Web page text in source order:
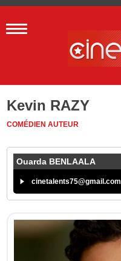
Kevin RAZY
COMÉDIENAUTEUR
Ouarda BENLAALA
cinetalents75@gmail.com